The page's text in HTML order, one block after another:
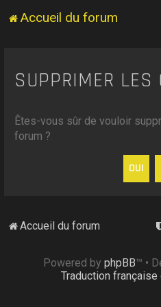
Accueil du forum
SUPPRIMER LES
Êtes-vous sûr de vouloir
forum ?
Accueil du forum
Powered by phpBB™ •
Traduction